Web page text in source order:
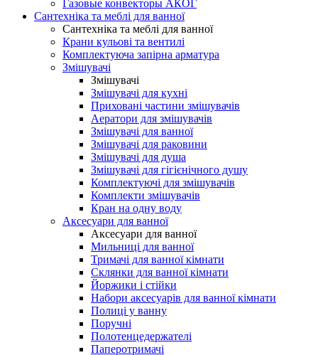
Газовые конвекторы АКОГ
Сантехніка та меблі для ванної
Сантехніка та меблі для ванної
Крани кульові та вентилі
Комплектуюча запірна арматура
Змішувачі
Змішувачі
Змішувачі для кухні
Приховані частини змішувачів
Аератори для змішувачів
Змішувачі для ванної
Змішувачі для раковини
Змішувачі для душа
Змішувачі для гігієнічного душу
Комплектуючі для змішувачів
Комплекти змішувачів
Кран на одну воду
Аксесуари для ванної
Аксесуари для ванної
Мильниці для ванної
Тримачі для ванної кімнати
Склянки для ванної кімнати
Йоржики і стійки
Набори аксесуарів для ванної кімнати
Полиці у ванну
Поручні
Полотенцедержателі
Паперотримачі